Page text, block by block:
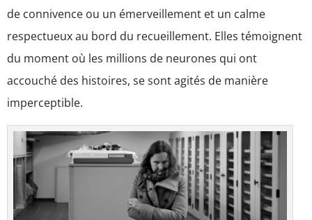
de connivence ou un émerveillement et un calme
respectueux au bord du recueillement. Elles témoignent
du moment où les millions de neurones qui ont
accouché des histoires, se sont agités de manière
imperceptible.